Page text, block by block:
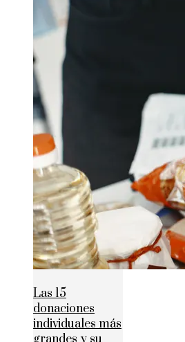
Las 15
donaciones
individuales más